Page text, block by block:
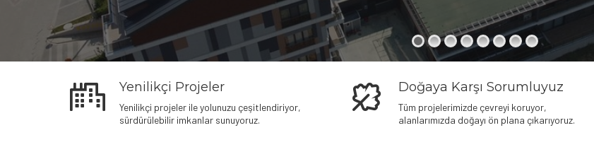
Yenilikçi Projeler
Yenilikçi projeler ile yolunuzu çeşitlendiriyor,
sürdürülebilir imkanlar sunuyoruz.
Doğaya Karşı Sorumluyuz
Tüm projelerimizde çevreyi koruyor,
alanlarımızda doğayı ön plana çıkarıyoruz.